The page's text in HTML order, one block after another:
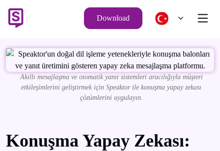
Download
Akıllı mesajlaşma ve otomatik yanıt sistemleri aracılığıyla müşteri
etkileşimlerini geliştirmek için Speaktor ile konuşma yapay zekası
çözümlerini uygulayın.
Konuşma Yapay Zekası: